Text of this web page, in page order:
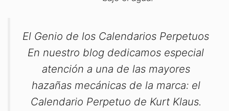
El Genio de los Calendarios Perpetuos
En nuestro blog dedicamos especial
atención a una de las mayores
hazañas mecánicas de la marca: el
Calendario Perpetuo de Kurt Klaus.